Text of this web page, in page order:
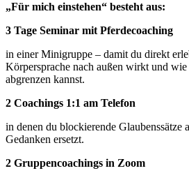
„Für mich einstehen“ besteht aus:
3 Tage Seminar mit Pferdecoaching
in einer Minigruppe – damit du direkt
Körpersprache nach außen wirkt und
abgrenzen kannst.
2 Coachings 1:1 am Telefon
in denen du blockierende Glaubenssätze
Gedanken ersetzt.
2 Gruppencoachings in Zoom